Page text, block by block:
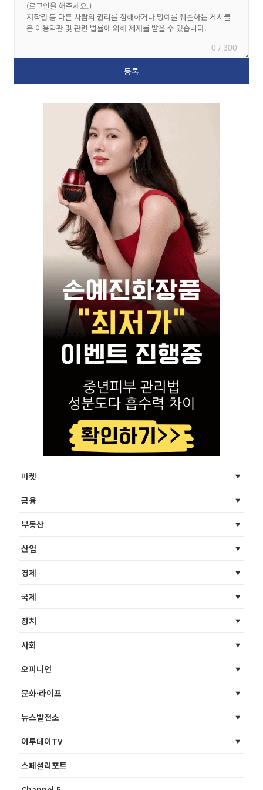
0 / 300
마켓
금융
부동산
산업
경제
국제
정치
사회
오피니언
문화·라이프
뉴스발전소
이투데이TV
스페셜리포트